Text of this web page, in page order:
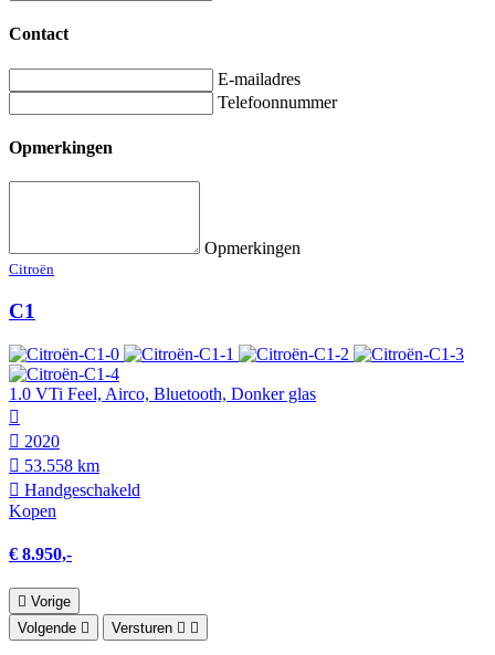
Contact
E-mailadres
Telefoonnummer
Opmerkingen
Opmerkingen
Citroën
C1
1.0 VTi Feel, Airco, Bluetooth, Donker glas
2020
53.558 km
Hand­geschakeld
Kopen
€ 8.950,-
Vorige
Volgende
Versturen